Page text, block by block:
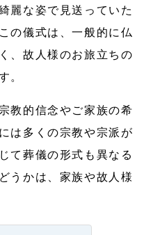
麗な姿で見送っていた
の儀式は、一般的に仏
、故人様のお旅立ちの
。
教的信念やご家族の希
は多くの宗教や宗派が
て葬儀の形式も異なる
うかは、家族や故人様